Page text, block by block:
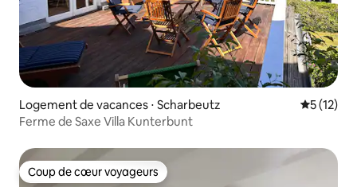
Logement de vacances ⋅ Scharbeutz
5 (12)
Ferme de Saxe Villa Kunterbunt
Coup de cœur voyageurs
Coup de cœur voyageurs